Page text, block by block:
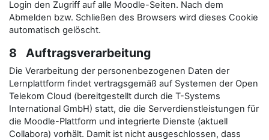
Login den Zugriff auf alle Moodle-Seiten. Nach dem
Abmelden bzw. Schließen des Browsers wird dieses Cookie
automatisch gelöscht.
8 Auftragsverarbeitung
Die Verarbeitung der personenbezogenen Daten der
Lernplattform findet vertragsgemäß auf Systemen der Open
Telekom Cloud (bereitgestellt durch die T-Systems
International GmbH) statt, die die Serverdienstleistungen für
die Moodle-Plattform und integrierte Dienste (aktuell
Collabora) vorhält. Damit ist nicht ausgeschlossen, dass